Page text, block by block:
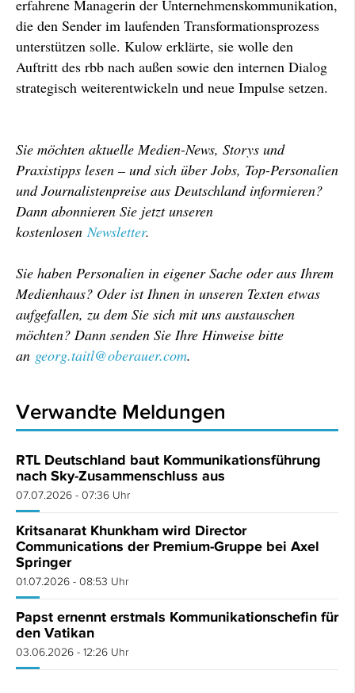
erfahrene Managerin der Unternehmenskommunikation,
die den Sender im laufenden Transformationsprozess
unterstützen solle. Kulow erklärte, sie wolle den
Auftritt des rbb nach außen sowie den internen Dialog
strategisch weiterentwickeln und neue Impulse setzen.
Sie möchten aktuelle Medien-News, Storys und
Praxistipps lesen – und sich über Jobs, Top-Personalien
und Journalistenpreise aus Deutschland informieren?
Dann abonnieren Sie jetzt unseren
kostenlosenNewsletter.
Sie haben Personalien in eigener Sache oder aus Ihrem
Medienhaus? Oder ist Ihnen in unseren Texten etwas
aufgefallen, zu dem Sie sich mit uns austauschen
möchten? Dann senden Sie Ihre Hinweise bitte
an georg.taitl@oberauer.com.
Verwandte Meldungen
RTL Deutschland baut Kommunikationsführung
nach Sky-Zusammenschluss aus
07.07.2026 - 07:36 Uhr
Kritsanarat Khunkham wird Director
Communications der Premium-Gruppe bei Axel
Springer
01.07.2026 - 08:53 Uhr
Papst ernennt erstmals Kommunikationschefin für
den Vatikan
03.06.2026 - 12:26 Uhr